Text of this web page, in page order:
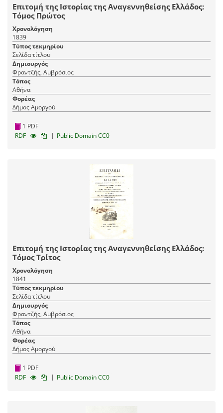
Επιτομή της Ιστορίας της Αναγεννηθείσης Ελλάδος:
Τόμος Πρώτος
Χρονολόγηση
1839
Τύπος τεκμηρίου
Σελίδα τίτλου
Δημιουργός
Φραντζής, Αμβρόσιος
Τόπος
Αθήνα
Φορέας
Δήμος Αμοργού
1 PDF
RDF
| Public Domain CC0
Επιτομή της Ιστορίας της Αναγεννηθείσης Ελλάδος:
Τόμος Τρίτος
Χρονολόγηση
1841
Τύπος τεκμηρίου
Σελίδα τίτλου
Δημιουργός
Φραντζής, Αμβρόσιος
Τόπος
Αθήνα
Φορέας
Δήμος Αμοργού
1 PDF
RDF
| Public Domain CC0